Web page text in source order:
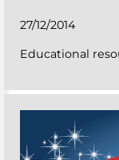
27/12/2014
Educational